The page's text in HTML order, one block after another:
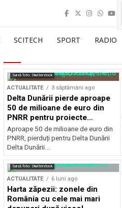
SCITECH SPORT RADIO
Sursă foto: Shutterstock
ACTUALITATE 3 săptămâni ago
Delta Dunării pierde aproape
50 de milioane de euro din
PNRR pentru proiecte
esențiale
Aproape 50 de milioane de euro din
PNRR, pierduți pentru Delta Dunării
Delta Dunării...
Sursă foto: Shutterstock
ACTUALITATE 6 luni ago
Harta zăpezii: zonele din
România cu cele mai mari